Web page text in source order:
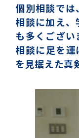
個別相談では
相談に加え、
も多くござ
相談に足を
を見据えた真